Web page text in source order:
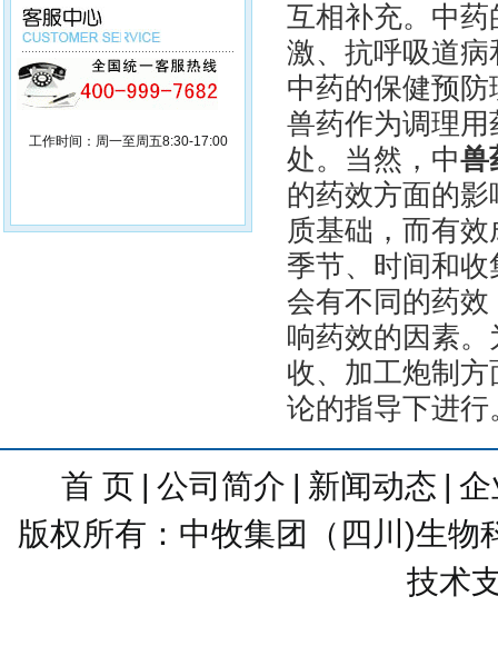
工作时间：周一至周五8:30-17:00
互相补充。中
激、抗呼吸道
中药的保健预防
兽药作为调理
处。当然，中兽
的药效方面的
质基础，而有
季节、时间和
会有不同的药
响药效的因素
收、加工炮制
论的指导下进行
首 页 | 公司简介 | 新闻动态 |
版权所有：中牧集团（四川)生
技术